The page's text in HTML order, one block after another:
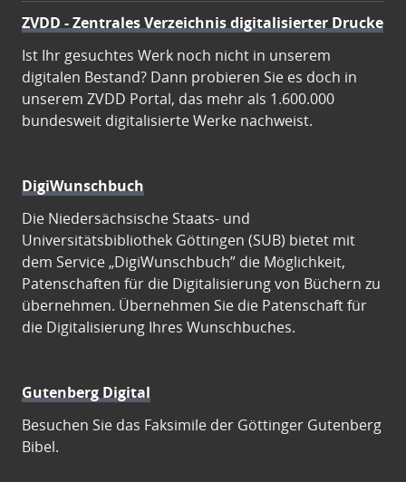
ZVDD - Zentrales Verzeichnis digitalisierter Drucke
Ist Ihr gesuchtes Werk noch nicht in unserem
digitalen Bestand? Dann probieren Sie es doch in
unserem ZVDD Portal, das mehr als 1.600.000
bundesweit digitalisierte Werke nachweist.
DigiWunschbuch
Die Niedersächsische Staats- und
Universitätsbibliothek Göttingen (SUB) bietet mit
dem Service „DigiWunschbuch” die Möglichkeit,
Patenschaften für die Digitalisierung von Büchern zu
übernehmen. Übernehmen Sie die Patenschaft für
die Digitalisierung Ihres Wunschbuches.
Gutenberg Digital
Besuchen Sie das Faksimile der Göttinger Gutenberg
Bibel.